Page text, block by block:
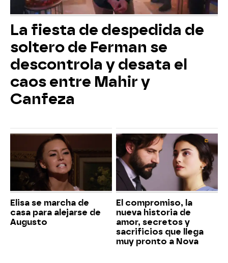
La fiesta de despedida de
soltero de Ferman se
descontrola y desata el
caos entre Mahir y
Canfeza
Elisa se marcha de
casa para alejarse de
Augusto
El compromiso, la
nueva historia de
amor, secretos y
sacrificios que llega
muy pronto a Nova